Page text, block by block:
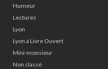
Humeur
Lectures
Lyon
Lyon à Livre Ouvert
Mini-monsieur
Non classé